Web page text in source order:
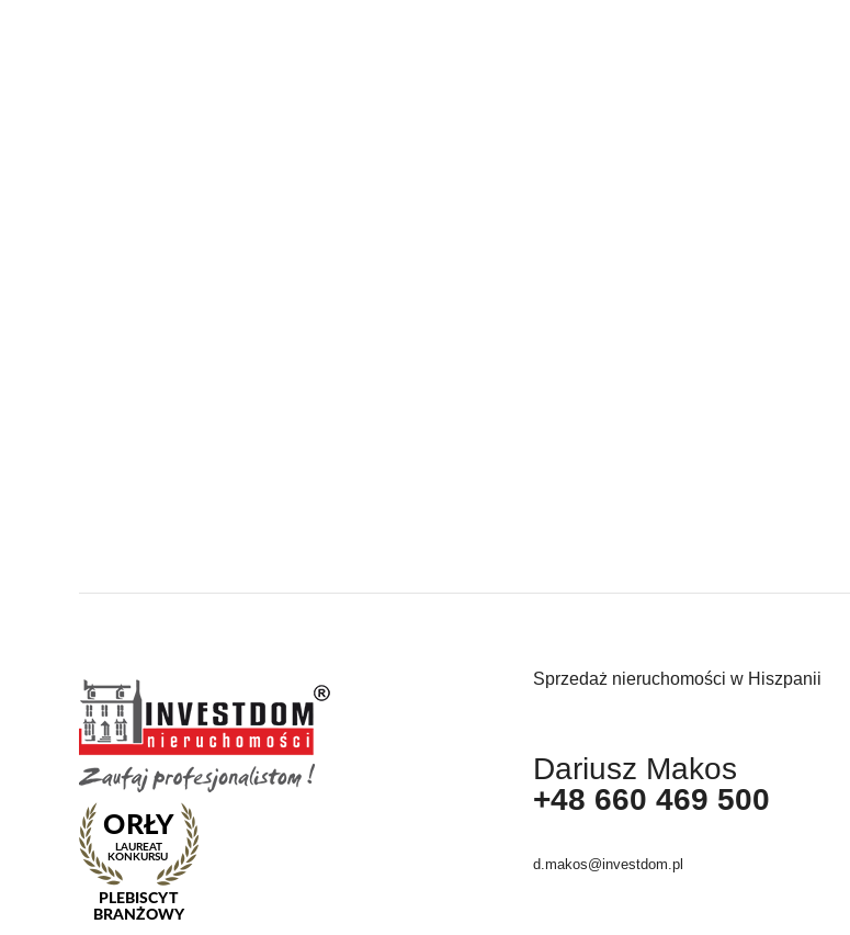
Sprzedaż nieruchomości w Hiszpanii
Dariusz Makos
+48 660 469 500
d.makos@investdom.pl